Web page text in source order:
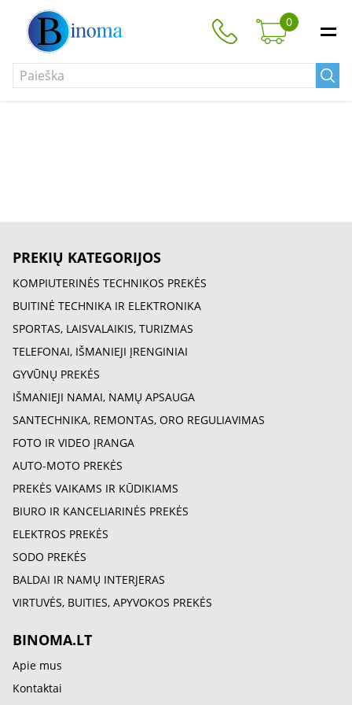
0
PREKIŲ KATEGORIJOS
KOMPIUTERINĖS TECHNIKOS PREKĖS
BUITINĖ TECHNIKA IR ELEKTRONIKA
SPORTAS, LAISVALAIKIS, TURIZMAS
TELEFONAI, IŠMANIEJI ĮRENGINIAI
GYVŪNŲ PREKĖS
IŠMANIEJI NAMAI, NAMŲ APSAUGA
SANTECHNIKA, REMONTAS, ORO REGULIAVIMAS
FOTO IR VIDEO ĮRANGA
AUTO-MOTO PREKĖS
PREKĖS VAIKAMS IR KŪDIKIAMS
BIURO IR KANCELIARINĖS PREKĖS
ELEKTROS PREKĖS
SODO PREKĖS
BALDAI IR NAMŲ INTERJERAS
VIRTUVĖS, BUITIES, APYVOKOS PREKĖS
BINOMA.LT
Apie mus
Kontaktai